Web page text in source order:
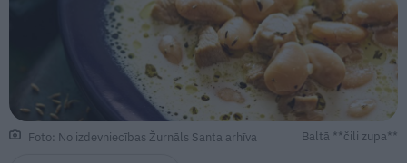
Foto: No izdevniecības Žurnāls Santa arhīva Baltā **čili zupa**